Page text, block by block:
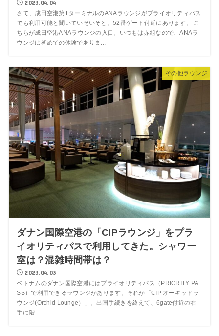
2023.04.04
さて、成田空港第1ターミナルのANAラウンジがプライオリティパス
でも利用可能と聞いていそいそと。52番ゲート付近にあります。 こ
ちらが成田空港ANAラウンジの入口。いつもは赤組なので、ANAラ
ウンジは初めての体験でありま...
その他ラウンジ
ダナン国際空港の「CIPラウンジ」をプラ
イオリティパスで利用してきた。シャワー
室は？混雑時間帯は？
2023.04.03
ベトナムのダナン国際空港にはプライオリティパス（PRIORITY PA
SS）で利用できるラウンジがあります。それが「CIP オーキッドラ
ウンジ(Orchid Lounge）」。出国手続きを終えて、6gate付近の右
手に階...